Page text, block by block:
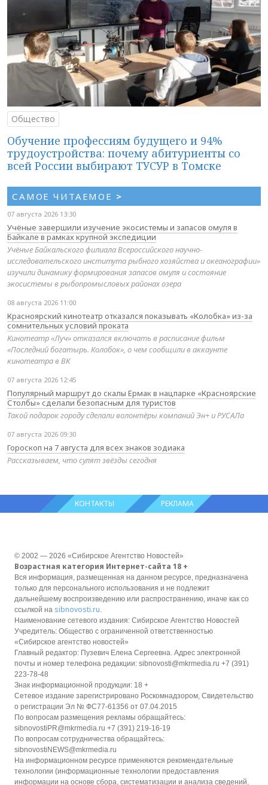
Общество
Обучение профессиям будущего и 94%
трудоустройства: почему абитуриенты со
всей России выбирают ТУСУР в Томске
САМОЕ ЧИТАЕМОЕ >
07 августа 2026 13:30
Учёные завершили изучение экосистемы и запасов омуля в
Байкале в рамках крупной экспедиции
Учёные Байкальского филиала Всероссийского научно-
исследовательского института рыбного хозяйства и океанографии»
изучили динамику формирования запасов омуля и состояние
экосистемы в рыбопромысловых районах озера
08 августа 2026 11:00
Красноярский кинотеатр отказался показывать «Колобка» из-за
сомнительных условий проката
Кинотеатр «Луч» отказался включать в расписание фильм
«Последний богатырь. Колобок», о чем сообщили в аккаунте
кинотеатра в ВК
07 августа 2026 12:45
Популярный маршрут до скалы Ермак в нацпарке «Красноярские
Столбы» сделали безопасным для туристов
Такой подарок городу сделали волонтёры компаний Эн+ и РУСАЛа
07 августа 2026 09:30
Гороскоп на 7 августа для всех знаков зодиака
Рассказываем, что сулят звёзды сегодня
КОНТАКТЫ РЕКЛАМА
© 2002 — 2026 «Сибирское Агентство Новостей»
Возрастная категория Интернет-сайта 18 +
Вся информация, размещенная на данном ресурсе, предназначена
только для персонального использования и не подлежит
дальнейшему воспроизведению или распространению, иначе как со
ссылкой на sibnovosti.ru.
Наименование сетевого издания: Сибирское Агентство Новостей
Учредитель: Общество с ограниченной ответственностью
«Сибирское агентство новостей»
Главный редактор: Пузевич Елена Сергеевна. Адрес электронной
почты и номер телефона редакции: sibnovosti@mkrmedia.ru +7 (391)
223-78-48
Знак информационной продукции: 18 +
Сетевое издание зарегистрировано Роскомнадзором, Свидетельство
о регистрации Эл № ФС77-61356 от 07.04.2015
По вопросам размещения рекламы обращайтесь:
sibnovostiPR@mkrmedia.ru +7 (391) 219-16-19
По вопросам сотрудничества обращайтесь:
sibnovostiNEWS@mkrmedia.ru
На информационном ресурсе применяются рекомендательные
технологии (информационные технологии предоставления
информации на основе сбора, систематизации и анализа сведений,